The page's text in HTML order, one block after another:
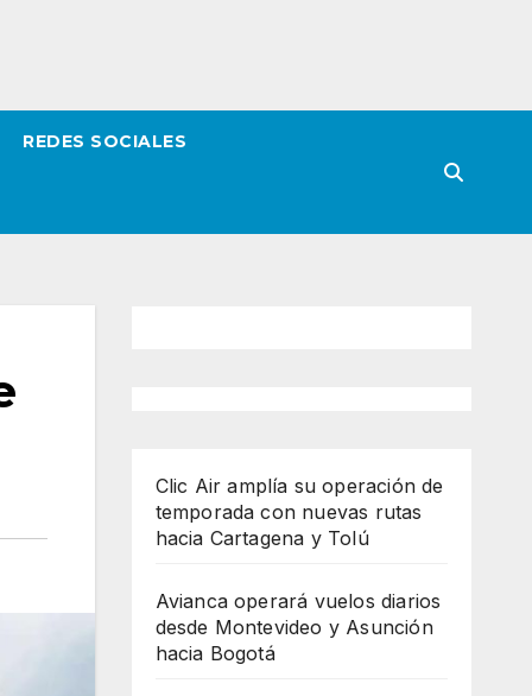
REDES SOCIALES
Clic Air amplía su operación de
temporada con nuevas rutas
hacia Cartagena y Tolú
Avianca operará vuelos diarios
desde Montevideo y Asunción
hacia Bogotá